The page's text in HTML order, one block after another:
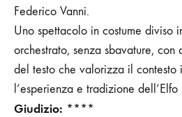
Federico Vanni.
Uno spettacolo in costume diviso
orchestrato, senza sbavature,
del testo che valorizza il contesto
l’esperienza e tradizione dell’Elfo
Giudizio: ****